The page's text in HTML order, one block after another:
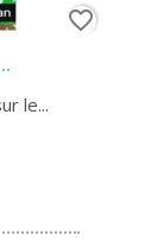
le...
favorite_border